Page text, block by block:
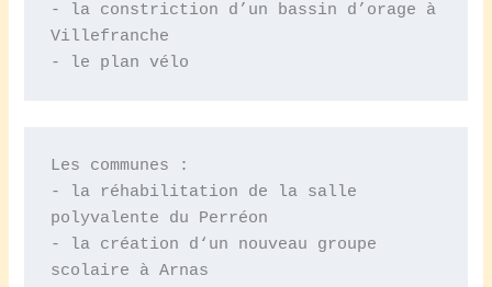
- la constriction d’un bassin d’orage à
Villefranche
- le plan vélo
Les communes :
- la réhabilitation de la salle
polyvalente du Perréon
- la création d‘un nouveau groupe
scolaire à Arnas